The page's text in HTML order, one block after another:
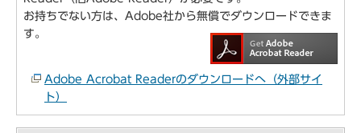
お持ちでない方は、Adobe社から無償でダウンロードできま
す。
Adobe Acrobat Readerのダウンロードへ（外部サイ
ト）